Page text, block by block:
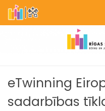
Skip to content
eTwinning
sadarbības